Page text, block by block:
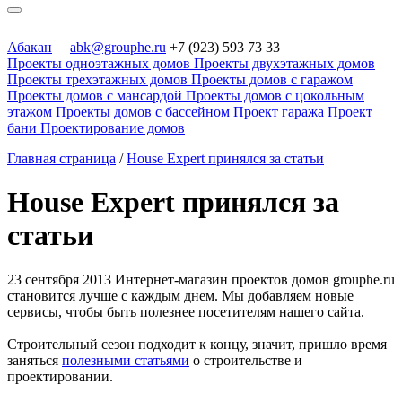
Абакан abk@grouphe.ru +7 (923) 593 73 33
Проекты одноэтажных домов Проекты двухэтажных домов
Проекты трехэтажных домов Проекты домов с гаражом
Проекты домов с мансардой Проекты домов с цокольным
этажом Проекты домов с бассейном Проект гаража Проект
бани Проектирование домов
Главная страница / House Expert принялся за статьи
House Expert принялся за
статьи
23 сентября 2013 Интернет-магазин проектов домов grouphe.ru
становится лучше с каждым днем. Мы добавляем новые
сервисы, чтобы быть полезнее посетителям нашего сайта.
Строительный сезон подходит к концу, значит, пришло время
заняться полезными статьями о строительстве и
проектировании.